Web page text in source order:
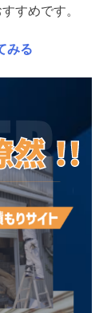
すめです。
みる